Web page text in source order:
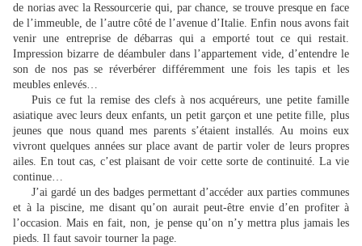
de norias avec la Ressourcerie qui, par chance, se trouve presque en face
de l’immeuble, de l’autre côté de l’avenue d’Italie. Enfin nous avons fait
venir une entreprise de débarras qui a emporté tout ce qui restait.
Impression bizarre de déambuler dans l’appartement vide, d’entendre le
son de nos pas se réverbérer différemment une fois les tapis et les
meubles enlevés…
Puis ce fut la remise des clefs à nos acquéreurs, une petite famille
asiatique avec leurs deux enfants, un petit garçon et une petite fille, plus
jeunes que nous quand mes parents s’étaient installés. Au moins eux
vivront quelques années sur place avant de partir voler de leurs propres
ailes. En tout cas, c’est plaisant de voir cette sorte de continuité. La vie
continue…
J’ai gardé un des badges permettant d’accéder aux parties communes
et à la piscine, me disant qu’on aurait peut-être envie d’en profiter à
l’occasion. Mais en fait, non, je pense qu’on n’y mettra plus jamais les
pieds. Il faut savoir tourner la page.